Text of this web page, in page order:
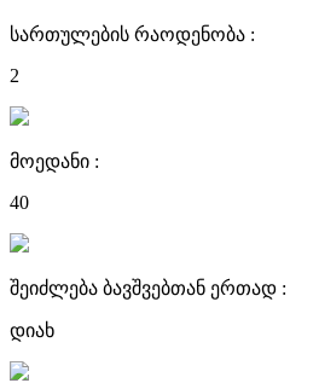
სართულების რაოდენობა :
2
მოედანი :
40
შეიძლება ბავშვებთან ერთად :
დიახ